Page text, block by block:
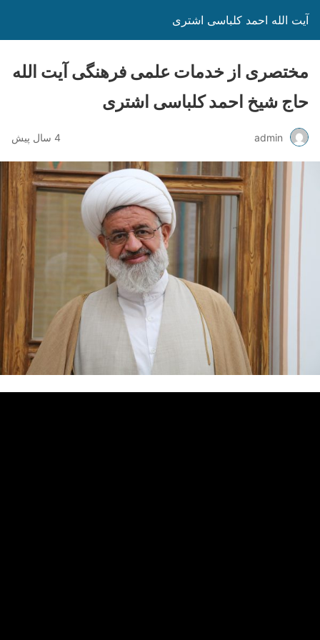
آیت الله احمد کلباسی اشتری
مختصری از خدمات علمی فرهنگی آیت الله
حاج شیخ احمد کلباسی اشتری
admin 4 سال پیش